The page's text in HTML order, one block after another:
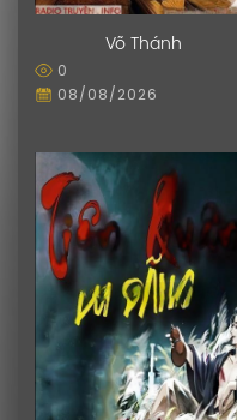
Võ Thánh
0
08/08/2026